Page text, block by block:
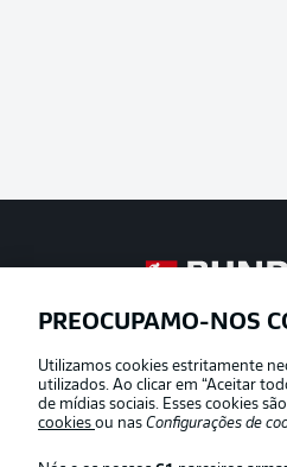
Football as it’s
Oferecido por
PREOCUPAMO-NOS
Utilizamos cookies estritamente
utilizados. Ao clicar em “Aceitar
de mídias sociais. Esses cookies
cookies ou nas Configurações de